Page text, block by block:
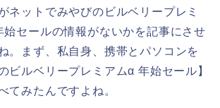
ネットでみやびのビルベリープレミ
始セールの情報がないかを記事にさせ
。まず、私自身、携帯とパソコンを
ビルベリープレミアムα 年始セール】
てみたんですよね。